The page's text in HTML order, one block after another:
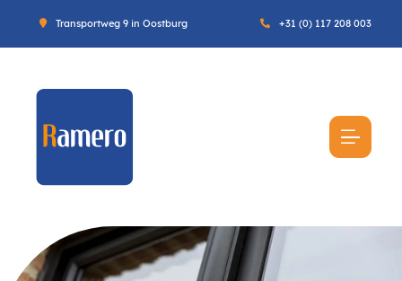
Transportweg 9 in Oostburg +31 (0) 117 208 003